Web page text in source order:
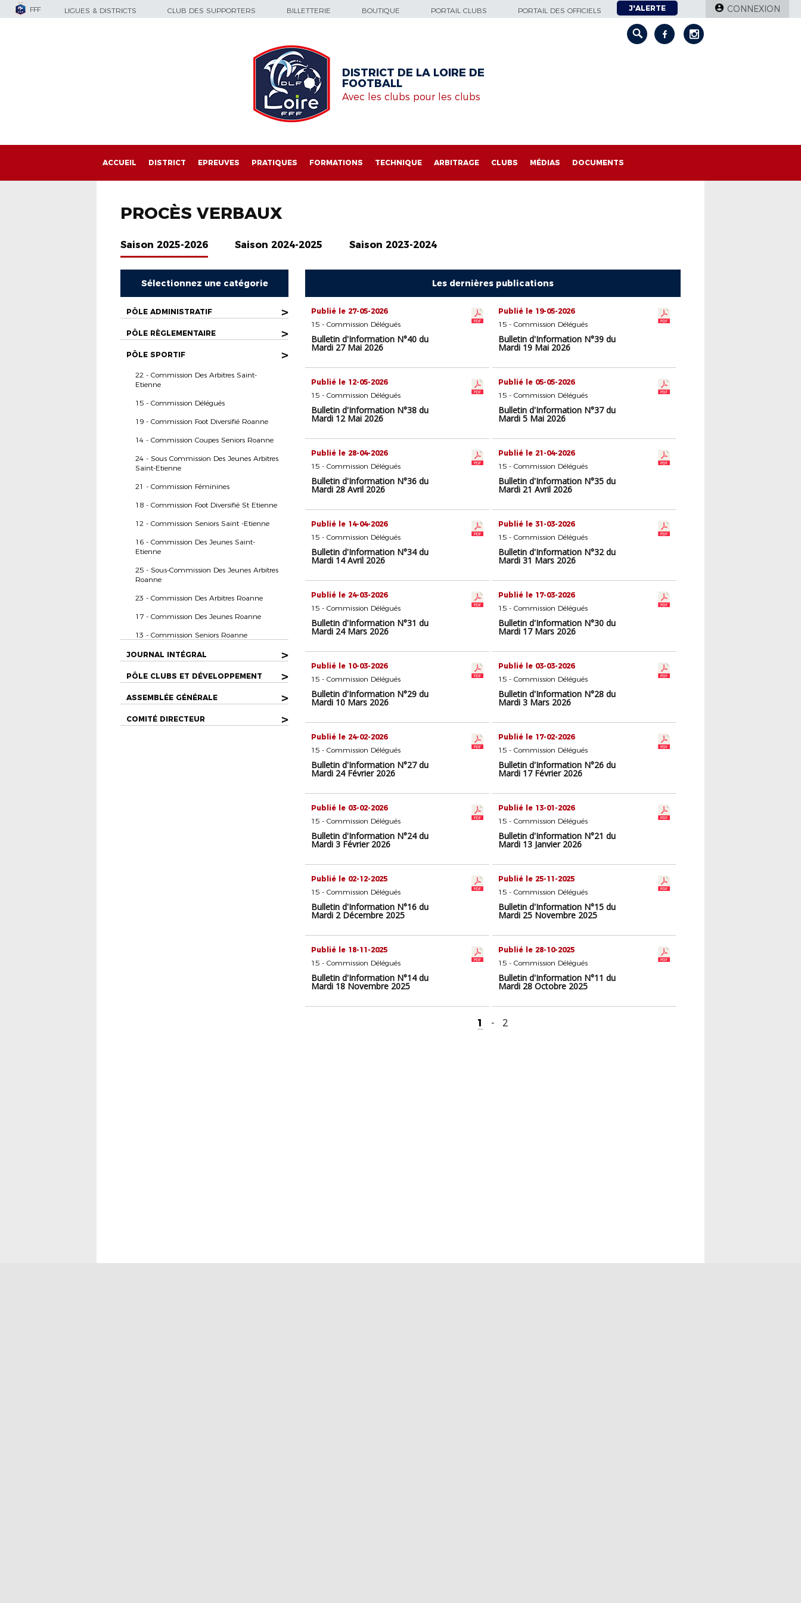
FFF LIGUES & DISTRICTS CLUB DES SUPPORTERS BILLETTERIE BOUTIQUE PORTAIL CLUBS PORTAIL DES OFFICIELS J'ALERTE CONNEXION
DISTRICT DE LA LOIRE DE
FOOTBALL
Avec les clubs pour les clubs
ACCUEIL DISTRICT EPREUVES PRATIQUES FORMATIONS TECHNIQUE ARBITRAGE CLUBS MÉDIAS DOCUMENTS
PROCÈS VERBAUX
Saison 2025-2026 Saison 2024-2025 Saison 2023-2024
Sélectionnez une catégorie
PÔLE ADMINISTRATIF >
PÔLE RÈGLEMENTAIRE >
PÔLE SPORTIF >
22 - Commission Des Arbitres Saint-
Etienne
15 - Commission Délégués
19 - Commission Foot Diversifié Roanne
14 - Commission Coupes Seniors Roanne
24 - Sous Commission Des Jeunes Arbitres
Saint-Etienne
21 - Commission Féminines
18 - Commission Foot Diversifié St Etienne
12 - Commission Seniors Saint -Etienne
16 - Commission Des Jeunes Saint-
Etienne
25 - Sous-Commission Des Jeunes Arbitres
Roanne
23 - Commission Des Arbitres Roanne
17 - Commission Des Jeunes Roanne
13 - Commission Seniors Roanne
JOURNAL INTÉGRAL >
PÔLE CLUBS ET DÉVELOPPEMENT >
ASSEMBLÉE GÉNÉRALE >
COMITÉ DIRECTEUR >
Les dernières publications
Publié le 27-05-2026
15 - Commission Délégués
Bulletin d'Information N°40 du
Mardi 27 Mai 2026
Publié le 19-05-2026
15 - Commission Délégués
Bulletin d'Information N°39 du
Mardi 19 Mai 2026
Publié le 12-05-2026
15 - Commission Délégués
Bulletin d'Information N°38 du
Mardi 12 Mai 2026
Publié le 05-05-2026
15 - Commission Délégués
Bulletin d'Information N°37 du
Mardi 5 Mai 2026
Publié le 28-04-2026
15 - Commission Délégués
Bulletin d'Information N°36 du
Mardi 28 Avril 2026
Publié le 21-04-2026
15 - Commission Délégués
Bulletin d'Information N°35 du
Mardi 21 Avril 2026
Publié le 14-04-2026
15 - Commission Délégués
Bulletin d'Information N°34 du
Mardi 14 Avril 2026
Publié le 31-03-2026
15 - Commission Délégués
Bulletin d'Information N°32 du
Mardi 31 Mars 2026
Publié le 24-03-2026
15 - Commission Délégués
Bulletin d'Information N°31 du
Mardi 24 Mars 2026
Publié le 17-03-2026
15 - Commission Délégués
Bulletin d'Information N°30 du
Mardi 17 Mars 2026
Publié le 10-03-2026
15 - Commission Délégués
Bulletin d'Information N°29 du
Mardi 10 Mars 2026
Publié le 03-03-2026
15 - Commission Délégués
Bulletin d'Information N°28 du
Mardi 3 Mars 2026
Publié le 24-02-2026
15 - Commission Délégués
Bulletin d'Information N°27 du
Mardi 24 Février 2026
Publié le 17-02-2026
15 - Commission Délégués
Bulletin d'Information N°26 du
Mardi 17 Février 2026
Publié le 03-02-2026
15 - Commission Délégués
Bulletin d'Information N°24 du
Mardi 3 Février 2026
Publié le 13-01-2026
15 - Commission Délégués
Bulletin d'Information N°21 du
Mardi 13 Janvier 2026
Publié le 02-12-2025
15 - Commission Délégués
Bulletin d'Information N°16 du
Mardi 2 Décembre 2025
Publié le 25-11-2025
15 - Commission Délégués
Bulletin d'Information N°15 du
Mardi 25 Novembre 2025
Publié le 18-11-2025
15 - Commission Délégués
Bulletin d'Information N°14 du
Mardi 18 Novembre 2025
Publié le 28-10-2025
15 - Commission Délégués
Bulletin d'Information N°11 du
Mardi 28 Octobre 2025
1 - 2